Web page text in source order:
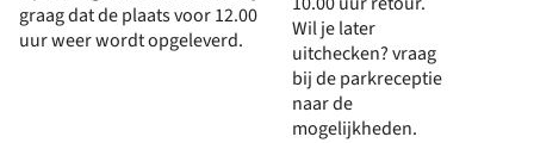
graag dat de plaats voor 12.00
uur weer wordt opgeleverd.
Wil je later
uitchecken? vraag
bij de parkreceptie
naar de
mogelijkheden.